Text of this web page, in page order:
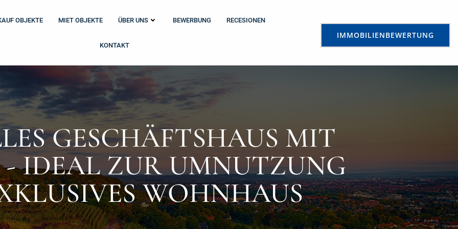
OBJEKTE MIET OBJEKTE ÜBER UNS BEWERBUNG RECESIONEN
KONTAKT
IMMOBILIENBEWERTUNG
GESCHÄFTSHAUS MIT
IDEAL ZUR UMNUTZUNG
WOHNHAUS